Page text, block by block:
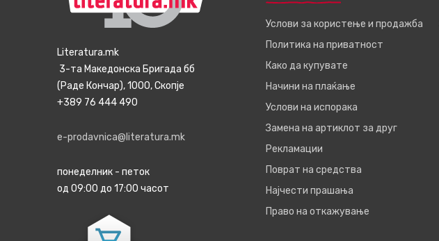
Literatura.mk
3-та Македонска Бригада бб
(Раде Кончар), 1000, Скопје
+389 76 444 490
e-prodavnica@literatura.mk
понеделник - петок
од 09:00 до 17:00 часот
Услови за користење и продажба
Политика на приватност
Како да купувате
Начини на плаќање
Услови на испорака
Замена на артиклот за друг
Рекламации
Поврат на средства
Најчести прашања
Право на откажување